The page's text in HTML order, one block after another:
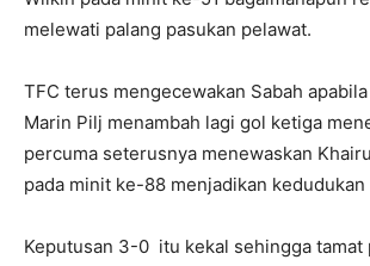
melewati palang pasukan pelawat.
TFC terus mengecewakan Sabah
Marin Pilj menambah lagi gol ketiga
percuma seterusnya menewaskan
pada minit ke-88 menjadikan
Keputusan 3-0 itu kekal sehingga tamat